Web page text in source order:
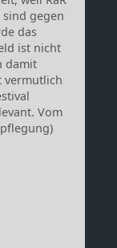
gegen
das
ist nicht
damit
vermutlich
Vom